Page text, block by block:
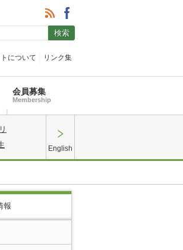
について リンク集
会員募集
Membership
English
報